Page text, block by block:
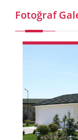
Fotoğraf